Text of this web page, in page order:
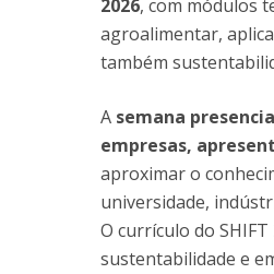
2026, com módulos
agroalimentar,
também
A semana
empresas,
aproximar o
universidade,
O currículo do
sustentabilidade e